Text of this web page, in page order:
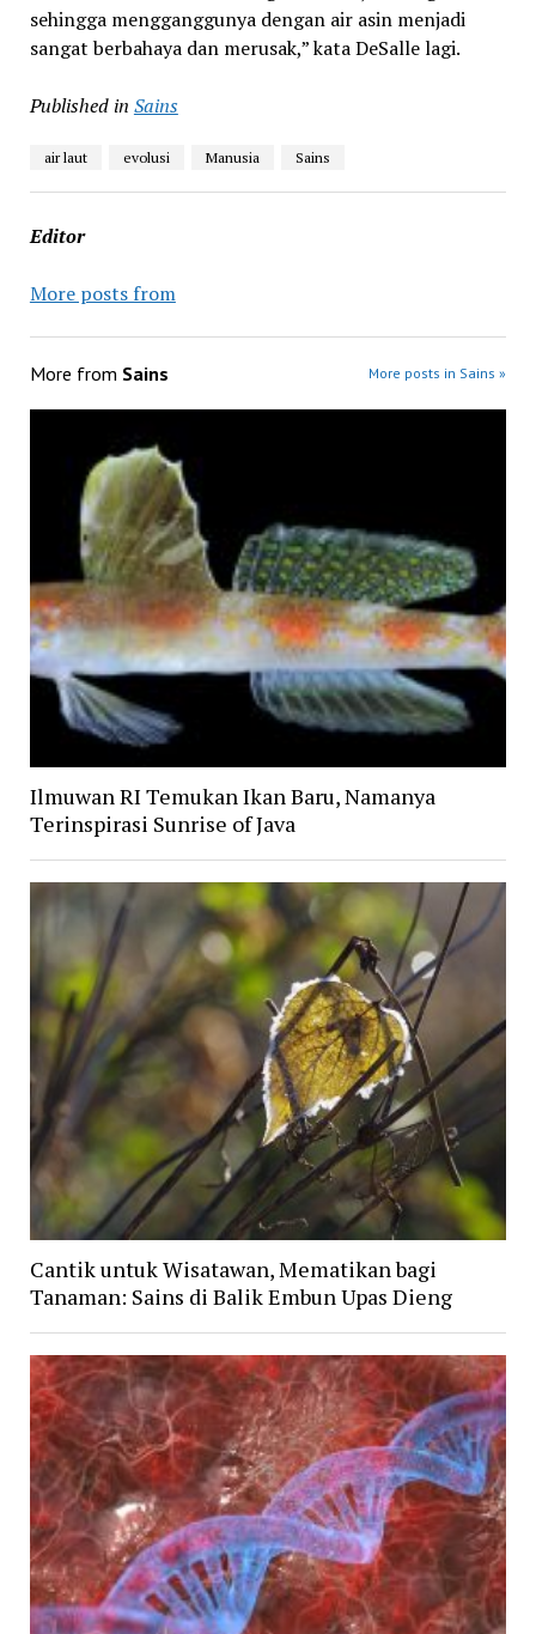
sehingga mengganggunya dengan air asin menjadi
sangat berbahaya dan merusak,” kata DeSalle lagi.
Published in Sains
air laut evolusi Manusia Sains
Editor
More posts from
More from Sains More posts in Sains »
Ilmuwan RI Temukan Ikan Baru, Namanya
Terinspirasi Sunrise of Java
Cantik untuk Wisatawan, Mematikan bagi
Tanaman: Sains di Balik Embun Upas Dieng